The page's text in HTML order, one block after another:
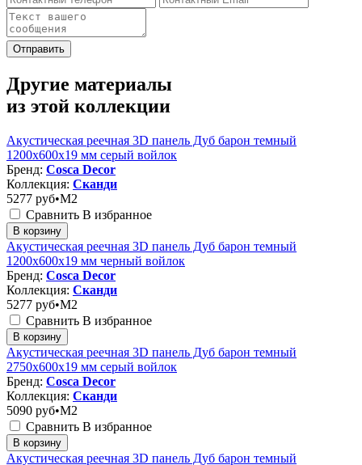
Отправить
Другие материалы
из этой коллекции
Акустическая реечная 3D панель Дуб барон темный
1200x600x19 мм серый войлок
Бренд: Cosca Decor
Коллекция: Сканди
5277 руб•M2
Сравнить В избранное
В корзину
Акустическая реечная 3D панель Дуб барон темный
1200x600x19 мм черный войлок
Бренд: Cosca Decor
Коллекция: Сканди
5277 руб•M2
Сравнить В избранное
В корзину
Акустическая реечная 3D панель Дуб барон темный
2750x600x19 мм серый войлок
Бренд: Cosca Decor
Коллекция: Сканди
5090 руб•M2
Сравнить В избранное
В корзину
Акустическая реечная 3D панель Дуб барон темный